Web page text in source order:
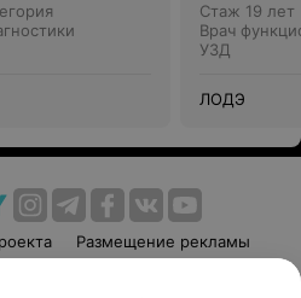
Стаж 19 лет
Врач
УЗД
ЛОДЭ
Размещение рекламы